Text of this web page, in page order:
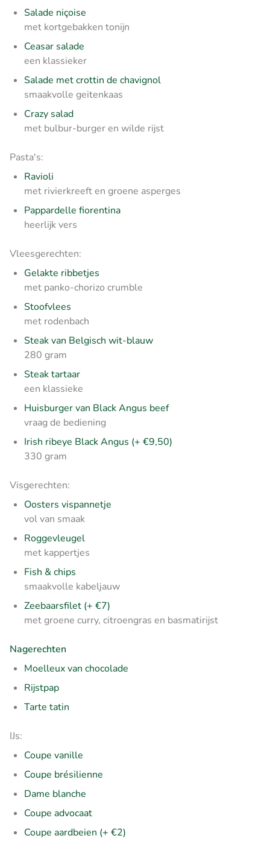
Salade niçoise
met kortgebakken tonijn
Ceasar salade
een klassieker
Salade met crottin de chavignol
smaakvolle geitenkaas
Crazy salad
met bulbur-burger en wilde rijst
Pasta's:
Ravioli
met rivierkreeft en groene asperges
Pappardelle fiorentina
heerlijk vers
Vleesgerechten:
Gelakte ribbetjes
met panko-chorizo crumble
Stoofvlees
met rodenbach
Steak van Belgisch wit-blauw
280 gram
Steak tartaar
een klassieke
Huisburger van Black Angus beef
vraag de bediening
Irish ribeye Black Angus (+ €9,50)
330 gram
Visgerechten:
Oosters vispannetje
vol van smaak
Roggevleugel
met kappertjes
Fish & chips
smaakvolle kabeljauw
Zeebaarsfilet (+ €7)
met groene curry, citroengras en basmatirijst
Nagerechten
Moelleux van chocolade
Rijstpap
Tarte tatin
IJs:
Coupe vanille
Coupe brésilienne
Dame blanche
Coupe advocaat
Coupe aardbeien (+ €2)